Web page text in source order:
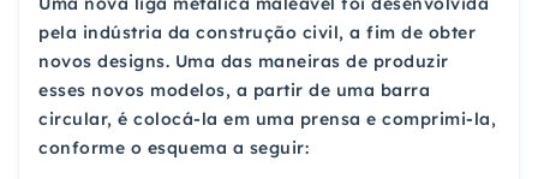
pela indústria da construção civil, a fim de obter
novos designs. Uma das maneiras de produzir
esses novos modelos, a partir de uma barra
circular, é colocá-la em uma prensa e comprimi-la,
conforme o esquema a seguir: